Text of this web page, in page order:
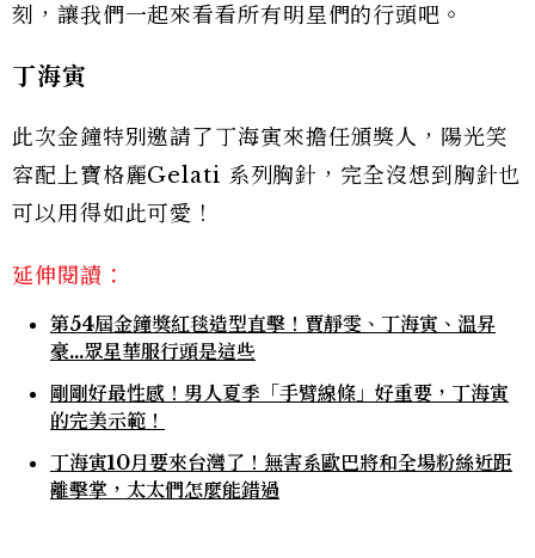
刻，讓我們一起來看看所有明星們的行頭吧。
丁海寅
此次金鐘特別邀請了丁海寅來擔任頒獎人，陽光笑
容配上寶格麗Gelati 系列胸針，完全沒想到胸針也
可以用得如此可愛！
延伸閱讀：
第54屆金鐘獎紅毯造型直擊！賈靜雯、丁海寅、溫昇
豪...眾星華服行頭是這些
剛剛好最性感！男人夏季「手臂線條」好重要，丁海寅
的完美示範！
丁海寅10月要來台灣了！無害系歐巴將和全場粉絲近距
離擊掌，太太們怎麼能錯過